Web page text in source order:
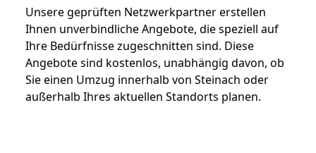
Unsere geprüften Netzwerkpartner erstellen
Ihnen unverbindliche Angebote, die speziell auf
Ihre Bedürfnisse zugeschnitten sind. Diese
Angebote sind kostenlos, unabhängig davon, ob
Sie einen Umzug innerhalb von Steinach oder
außerhalb Ihres aktuellen Standorts planen.